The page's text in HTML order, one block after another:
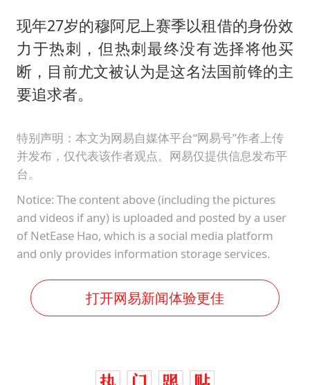
现年27岁的穆阿尼上赛季以租借的身份效
力于热刺，但热刺最终没有选择将他买
断，目前尤文被认为是这名法国前锋的主
要追求者。
特别声明：本文为网易自媒体平台“网易号”作者上传
并发布，仅代表该作者观点。网易仅提供信息发布平
台。
Notice: The content above (including the pictures
and videos if any) is uploaded and posted by a user
of NetEase Hao, which is a social media platform
and only provides information storage services.
打开网易新闻体验更佳